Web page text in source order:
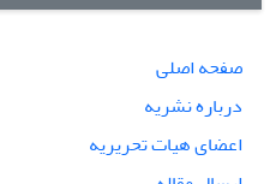
صفحه اصلی
درباره نشریه
اعضای هیات تحریریه